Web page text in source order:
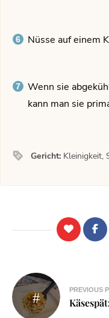
Nüsse auf einem
Wenn sie
kann man sie
Gericht: Kleinigkeit,
PREVIOUS